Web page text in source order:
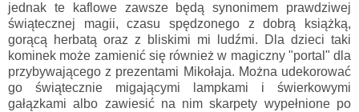
jednak te kaflowe zawsze będą synonimem prawdziwej
świątecznej magii, czasu spędzonego z dobrą książką,
gorącą herbatą oraz z bliskimi mi ludźmi. Dla dzieci taki
kominek może zamienić się również w magiczny "portal" dla
przybywającego z prezentami Mikołaja. Można udekorować
go świątecznie migającymi lampkami i świerkowymi
gałązkami albo zawiesić na nim skarpety wypełnione po